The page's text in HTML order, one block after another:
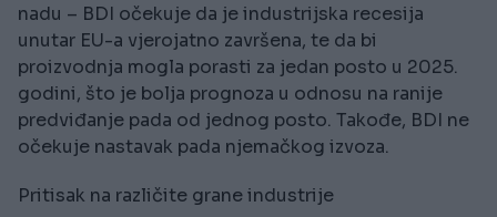
nadu – BDI očekuje da je industrijska recesija
unutar EU-a vjerojatno završena, te da bi
proizvodnja mogla porasti za jedan posto u 2025.
godini, što je bolja prognoza u odnosu na ranije
predviđanje pada od jednog posto. Takođe, BDI ne
očekuje nastavak pada njemačkog izvoza.
Pritisak na različite grane industrije